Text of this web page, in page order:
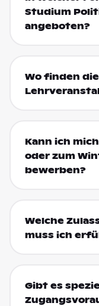
Studium
angeboten?
Wo finden die
Kann ich
oder zum
bewerben?
Welche
muss ich
Gibt es